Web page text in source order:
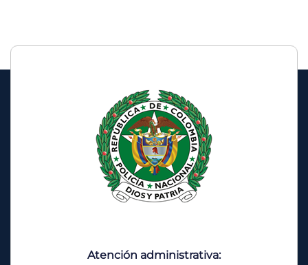
Atención administrativa: